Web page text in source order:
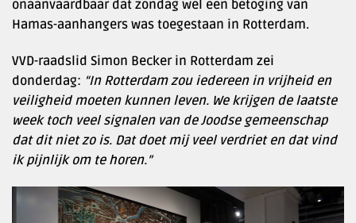
onaanvaardbaar dat zondag wel een betoging van
Hamas-aanhangers was toegestaan in Rotterdam.
VVD-raadslid Simon Becker in Rotterdam zei
donderdag: “In Rotterdam zou iedereen in vrijheid en
veiligheid moeten kunnen leven. We krijgen de laatste
week toch veel signalen van de Joodse gemeenschap
dat dit niet zo is. Dat doet mij veel verdriet en dat vind
ik pijnlijk om te horen.”